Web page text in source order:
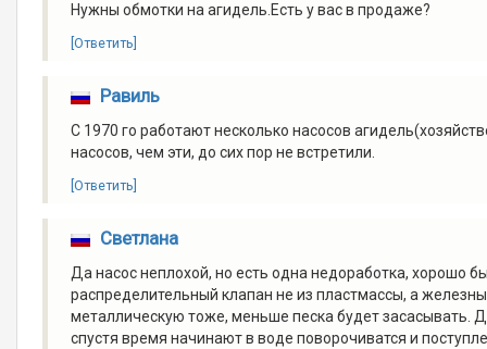
Нужны обмотки на агидель.Есть у вас в продаже?
[Ответить]
Равиль
С 1970 го работают несколько насосов
насосов, чем эти, до сих пор не встретили.
[Ответить]
Светлана
Да насос неплохой, но есть одна недоработка, хорошо
распределительный клапан не из пластмассы, а
металлическую тоже, меньше песка будет засасывать.
спустя время начинают в воде поворочиватся и